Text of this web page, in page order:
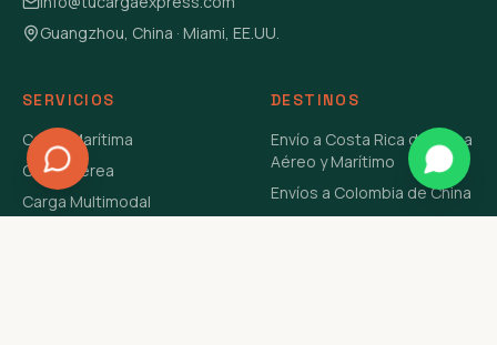
Guangzhou, China · Miami, EE.UU.
SERVICIOS
Carga Marítima
Carga Aérea
Carga Multimodal
DESTINOS
Envío a Costa Rica de China
Aéreo y Marítimo
Envíos a Colombia de China